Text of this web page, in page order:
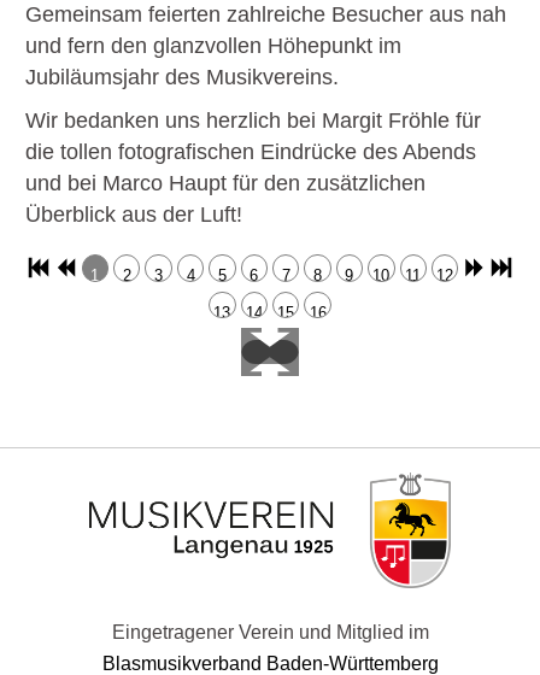
Gemeinsam feierten zahlreiche Besucher aus nah
und fern den glanzvollen Höhepunkt im
Jubiläumsjahr des Musikvereins.
Wir bedanken uns herzlich bei Margit Fröhle für
die tollen fotografischen Eindrücke des Abends
und bei Marco Haupt für den zusätzlichen
Überblick aus der Luft!
1 2 3 4 5 6 7 8 9 10 11 12
13 14 15 16
Eingetragener Verein und Mitglied im
Blasmusikverband Baden-Württemberg